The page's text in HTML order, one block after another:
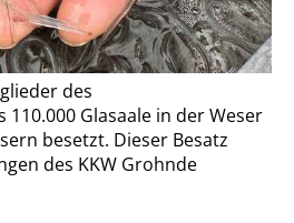
des
110.000 Glasaale in der Weser
besetzt. Dieser Besatz
des KKW Grohnde